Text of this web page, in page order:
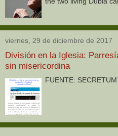
viernes, 29 de diciembre de 2017
División en la Iglesia:
sin misericordina
FUENTE: